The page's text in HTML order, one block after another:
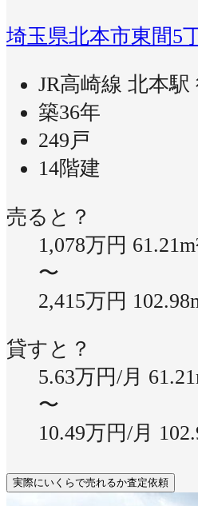
埼玉県北本市東間5
JR高崎線 北本駅
築36年
249戸
14階建
売ると？
1,078万円
〜
2,415万円
貸すと？
5.63万円/月
〜
10.49万円/月
実際にいくらで売れるか査定依頼